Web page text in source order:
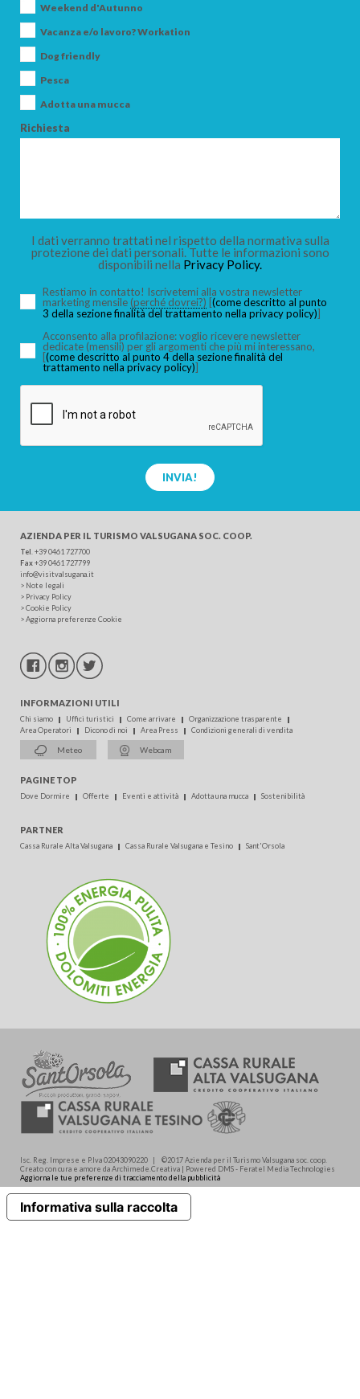
ADULTI
CERCA
Weekend d'Autunno
Vacanza e/o lavoro? Workation
Dog friendly
Pesca
Adotta una mucca
Richiesta
I dati verranno trattati nel rispetto della normativa sulla
protezione dei dati personali. Tutte le informazioni sono
disponibili nella Privacy Policy.
Restiamo in contatto! Iscrivetemi alla vostra newsletter
marketing mensile (perché dovrei?) [(come descritto al punto
3 della sezione finalità del trattamento nella privacy policy)]
Acconsento alla profilazione: voglio ricevere newsletter
dedicate (mensili) per gli argomenti che più mi interessano,
[(come descritto al punto 4 della sezione finalità del
trattamento nella privacy policy)]
INVIA!
AZIENDA PER IL TURISMO VALSUGANA SOC. COOP.
Tel +39 0461 727700
Fax+39 0461 727799
info@visitvalsugana.it
> Note legali
> Privacy Policy
>Cookie Policy
>Aggiorna preferenze Cookie
INFORMAZIONI UTILI
Chi siamo Uffici turistici Come arrivare
Organizzazione trasparente
Area Operatori
Dicono di noi Area Press Condizioni generali di vendita
Meteo Webcam
PAGINE TOP
Dove Dormire Offerte Eventi e attività Adotta una mucca Sostenibilità
PARTNER
Cassa Rurale Alta Valsugana Cassa Rurale Valsugana e Tesino Sant'Orsola
Isc. Reg. Imprese e P.Iva 02043090220 | ©2017 Azienda per il Turismo Valsugana soc. coop.
Creato con cura e amore da Archimede.Creativa | Powered DMS - Feratel Media Technologies
Aggiorna le tue preferenze di tracciamento della pubblicità
Informativa sulla raccolta